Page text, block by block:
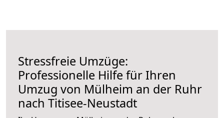
Stressfreie Umzüge:
Professionelle Hilfe für Ihren
Umzug von Mülheim an der Ruhr
nach Titisee-Neustadt